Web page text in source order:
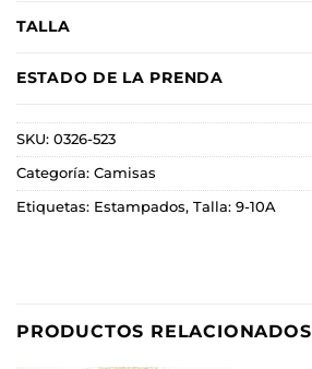
TALLA
ESTADO DE LA PRENDA
SKU: 0326-523
Categoría: Camisas
Etiquetas: Estampados, Talla: 9-10A
PRODUCTOS RELACIONADOS